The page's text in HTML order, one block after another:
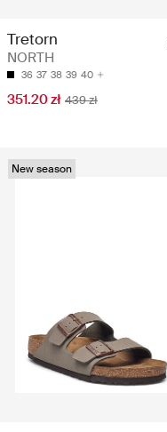
Tretorn
NORTH
36 37 38 39 40
351.20 zł 439 zł
New season